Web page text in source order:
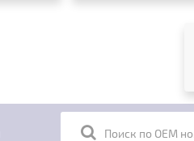
Поиск по OEM